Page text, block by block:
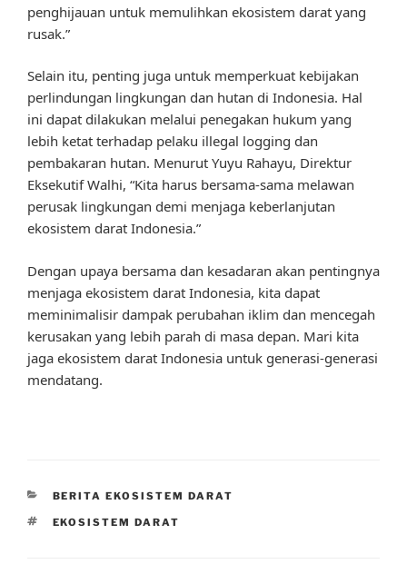
penghijauan untuk memulihkan ekosistem darat yang
rusak.”
Selain itu, penting juga untuk memperkuat kebijakan
perlindungan lingkungan dan hutan di Indonesia. Hal
ini dapat dilakukan melalui penegakan hukum yang
lebih ketat terhadap pelaku illegal logging dan
pembakaran hutan. Menurut Yuyu Rahayu, Direktur
Eksekutif Walhi, “Kita harus bersama-sama melawan
perusak lingkungan demi menjaga keberlanjutan
ekosistem darat Indonesia.”
Dengan upaya bersama dan kesadaran akan pentingnya
menjaga ekosistem darat Indonesia, kita dapat
meminimalisir dampak perubahan iklim dan mencegah
kerusakan yang lebih parah di masa depan. Mari kita
jaga ekosistem darat Indonesia untuk generasi-generasi
mendatang.
CATEGORIES
BERITA EKOSISTEM DARAT
TAGS
EKOSISTEM DARAT